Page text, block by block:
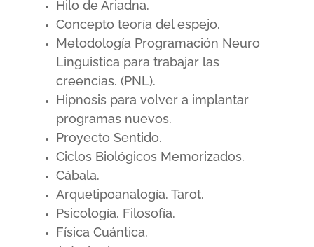
Hilo de Ariadna.
Concepto teoría del espejo.
Metodología Programación Neuro
Linguistica para trabajar las
creencias. (PNL).
Hipnosis para volver a implantar
programas nuevos.
Proyecto Sentido.
Ciclos Biológicos Memorizados.
Cábala.
Arquetipoanalogía. Tarot.
Psicología. Filosofía.
Física Cuántica.